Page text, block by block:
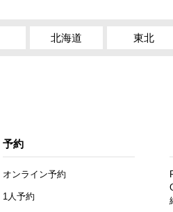
北海道 東北
予約
オンライン予約
1人予約